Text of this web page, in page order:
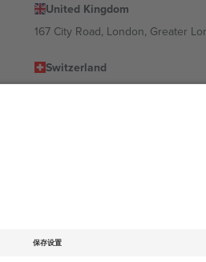
United Kingdom
167 City Road, London, Greater
Switzerland
特定活动页面、版权声明和条款。,